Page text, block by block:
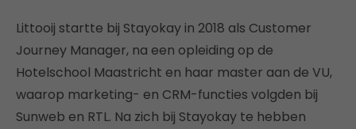
Littooij startte bij Stayokay in 2018 als Customer
Journey Manager, na een opleiding op de
Hotelschool Maastricht en haar master aan de VU,
waarop marketing- en CRM-functies volgden bij
Sunweb en RTL. Na zich bij Stayokay te hebben